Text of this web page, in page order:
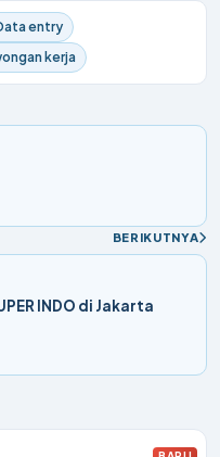
entry
kerja
BERIKUTNYA
INDO di Jakarta